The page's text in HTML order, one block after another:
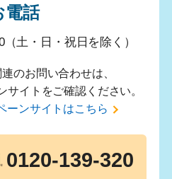
電話
土・日・祝日を除く）
のお問い合わせは、
サイトをご確認ください。
ーンサイトはこちら
0120-139-320